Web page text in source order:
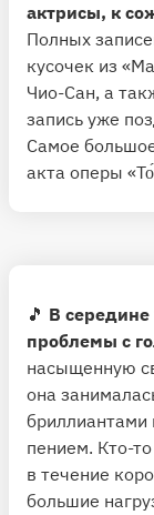
актрисы, к
Полных
кусочек из
Чио-Сан, а
запись уже
Самое
акта оперы
исполняет
стремятся,
режиссуру —
→Мария
Видеопример
⏱Время
🎵 В
проблемы с
насыщенную
она
бриллиантами
пением. Кто-
в течение
большие